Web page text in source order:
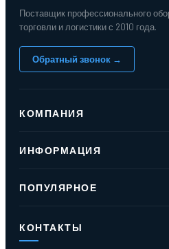
Поставщик профессионального
торговли и логистики с 2010 года.
Обратный звонок →
КОМПАНИЯ
Реквизиты
Контакты
ИНФОРМАЦИЯ
Доставка и оплата
ПОПУЛЯРНОЕ
Контейнеры для отходов
Поддоны
КОНТАКТЫ